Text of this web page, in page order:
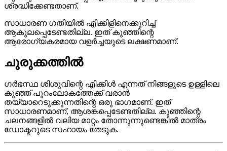
ശ്രദ്ധിക്കേണ്ടതാണ്.
സാധാരണ ഗതിയിൽ എിക്കിളിനെക്കുറിച്ച്
ആകുലപ്പെടേണ്ടതില്ല. ഇത് കുഞ്ഞിന്റെ
ആരോഗ്യകരമായ വളർച്ചയുടെ ലക്ഷണമാണ്.
ചുരുക്കത്തിൽ
ഗർഭസ്ഥ ശിശുവിന്റെ എിക്കിൾ എന്നത് നിങ്ങളുടെ ഉള്ളിലെ
കുഞ്ഞ് പുറംലോകത്തേക്ക് വരാൻ
തയ്യാറെടുക്കുന്നതിന്റെ ഒരു ഭാഗമാണ്. ഇത്
സാധാരണമാണ്, ആശങ്കപ്പെടേണ്ടതില്ല. കുഞ്ഞിന്റെ
ചലനങ്ങളിൽ വലിയ മാറ്റം തോന്നുന്നുണ്ടെങ്കിൽ മാത്രം
ഡോക്ടറുടെ സഹായം തേടുക.